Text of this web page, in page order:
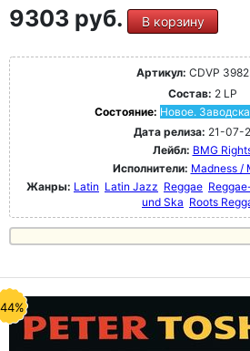
9303 руб. В корзину
Артикул: CDVP
Состав: 2 LP
Состояние: Новое.
Дата релиза: 21-07-
Лейбл: BMG
Исполнители: Madness /
Жанры: Latin Latin Jazz Reggae
und Ska Roots